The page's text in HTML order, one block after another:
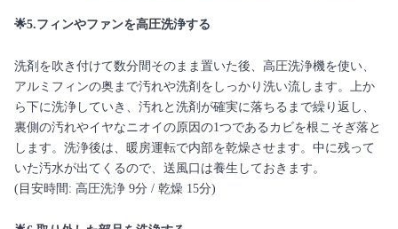
🌟5.フィンやファンを高圧洗浄する
洗剤を吹き付けて数分間そのまま置いた後、高圧洗浄機を使い、
アルミフィンの奥まで汚れや洗剤をしっかり洗い流します。上か
ら下に洗浄していき、汚れと洗剤が確実に落ちるまで繰り返し、
裏側の汚れやイヤなニオイの原因の1つであるカビを根こそぎ落と
します。洗浄後は、暖房運転で内部を乾燥させます。中に残って
いた汚水が出てくるので、送風口は養生しておきます。
(目安時間: 高圧洗浄 9分 / 乾燥 15分)